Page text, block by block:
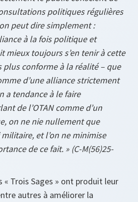
politiques régulières
peut dire simplement :
à la fois politique et
mieux toujours s’en tenir à cette
plus conforme à la réalité – que
d’une alliance strictement
a tendance à le faire
de l’OTAN comme d’un
on ne nie nullement que
et l’on ne minimise
de ce fait. » (C-M(56)25-
« Trois Sages » ont produit leur
autres à améliorer la